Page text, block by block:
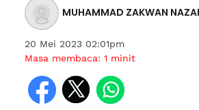
MUHAMMAD ZAKWAN
20 Mei 2023 02:01pm
Masa membaca: 1 minit